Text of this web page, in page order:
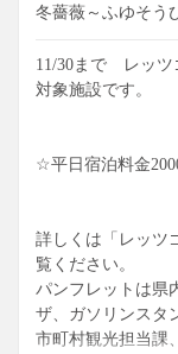
冬薔薇～ふゆそう
11/30まで レッツ
対象施設です。
☆平日宿泊料金
詳しくは「レッツ
覧ください。
パンフレットは県
ザ、ガソリンスタ
市町村観光担当課